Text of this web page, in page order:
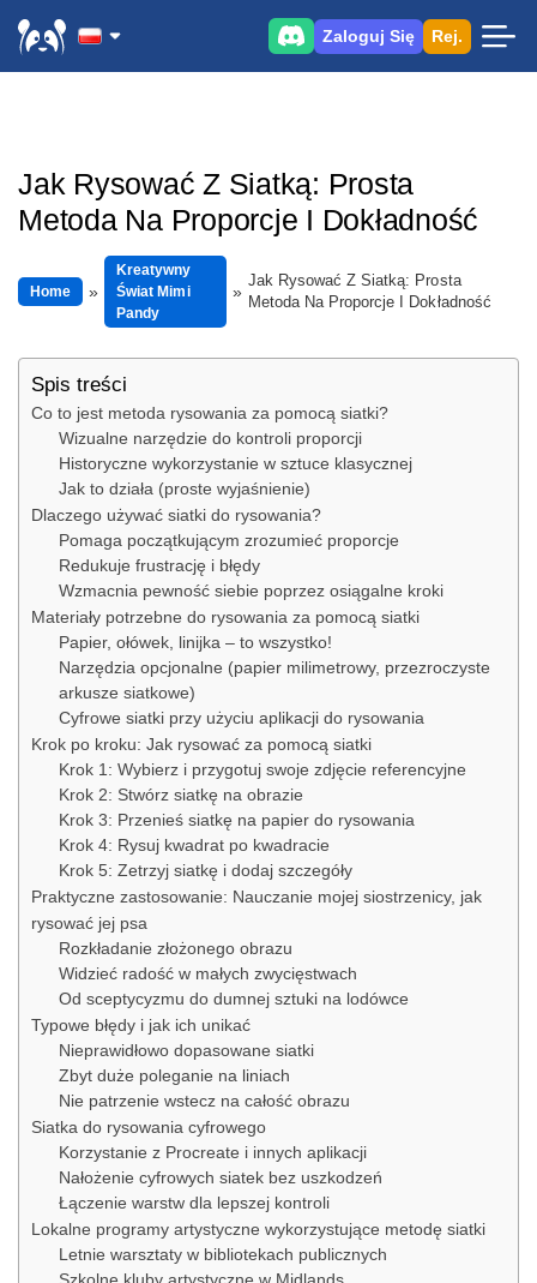
Zaloguj Się Rej.
Jak Rysować Z Siatką: Prosta
Metoda Na Proporcje I Dokładność
Home
Kreatywny
Świat Mimi
Pandy
Jak Rysować Z Siatką: Prosta
Metoda Na Proporcje I Dokładność
Spis treści
Co to jest metoda rysowania za pomocą siatki?
Wizualne narzędzie do kontroli proporcji
Historyczne wykorzystanie w sztuce klasycznej
Jak to działa (proste wyjaśnienie)
Dlaczego używać siatki do rysowania?
Pomaga początkującym zrozumieć proporcje
Redukuje frustrację i błędy
Wzmacnia pewność siebie poprzez osiągalne kroki
Materiały potrzebne do rysowania za pomocą siatki
Papier, ołówek, linijka – to wszystko!
Narzędzia opcjonalne (papier milimetrowy, przezroczyste
arkusze siatkowe)
Cyfrowe siatki przy użyciu aplikacji do rysowania
Krok po kroku: Jak rysować za pomocą siatki
Krok 1: Wybierz i przygotuj swoje zdjęcie referencyjne
Krok 2: Stwórz siatkę na obrazie
Krok 3: Przenieś siatkę na papier do rysowania
Krok 4: Rysuj kwadrat po kwadracie
Krok 5: Zetrzyj siatkę i dodaj szczegóły
Praktyczne zastosowanie: Nauczanie mojej siostrzenicy, jak
rysować jej psa
Rozkładanie złożonego obrazu
Widzieć radość w małych zwycięstwach
Od sceptycyzmu do dumnej sztuki na lodówce
Typowe błędy i jak ich unikać
Nieprawidłowo dopasowane siatki
Zbyt duże poleganie na liniach
Nie patrzenie wstecz na całość obrazu
Siatka do rysowania cyfrowego
Korzystanie z Procreate i innych aplikacji
Nałożenie cyfrowych siatek bez uszkodzeń
Łączenie warstw dla lepszej kontroli
Lokalne programy artystyczne wykorzystujące metodę siatki
Letnie warsztaty w bibliotekach publicznych